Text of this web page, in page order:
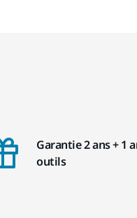
Garantie 2 ans + 1
outils